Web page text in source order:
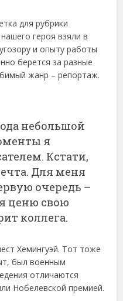
для рубрики
героя взяли в
и опыту работы
берется за разные
жанр – репортаж.
небольшой
я
Кстати,
Для меня
очередь –
я ценю свою
коллега.
Хемингуэй. Тот тоже
был военным
отличаются
Нобелевской премией.